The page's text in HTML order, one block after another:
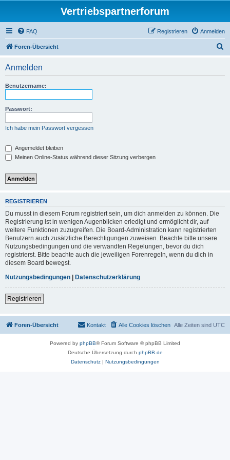
Vertriebspartnerforum
FAQ Anmelden
Registrieren
Foren-Übersicht
Anmelden
Benutzername:
Passwort:
Ich habe mein Passwort vergessen
Angemeldet bleiben
Meinen Online-Status während dieser Sitzung verbergen
REGISTRIEREN
Du musst in diesem Forum registriert sein, um dich anmelden zu können. Die
Registrierung ist in wenigen Augenblicken erledigt und ermöglicht dir, auf
weitere Funktionen zuzugreifen. Die Board-Administration kann registrierten
Benutzern auch zusätzliche Berechtigungen zuweisen. Beachte bitte unsere
Nutzungsbedingungen und die verwandten Regelungen, bevor du dich
registrierst. Bitte beachte auch die jeweiligen Forenregeln, wenn du dich in
diesem Board bewegst.
Nutzungsbedingungen | Datenschutzerklärung
Registrieren
Foren-Übersicht Alle Zeiten sind UTC
Alle Cookies löschen
Kontakt
Powered by phpBB® Forum Software © phpBB Limited
Deutsche Übersetzung durch phpBB.de
Datenschutz| Nutzungsbedingungen